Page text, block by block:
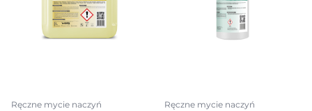
Ręczne mycie naczyń Ręczne mycie naczyń